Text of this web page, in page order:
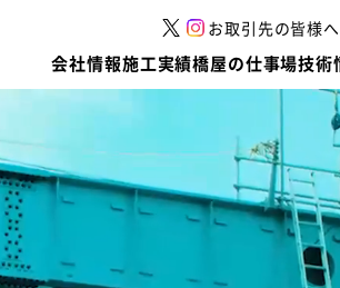
お取引先の皆様へ
会社情報施工実績橋屋の仕事場技術